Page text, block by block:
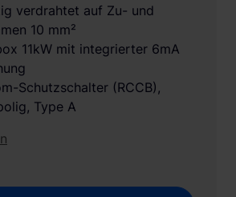
verdrahtet auf Zu- und
10 mm²
11kW mit integrierter 6mA
Schutzschalter (RCCB),
Type A